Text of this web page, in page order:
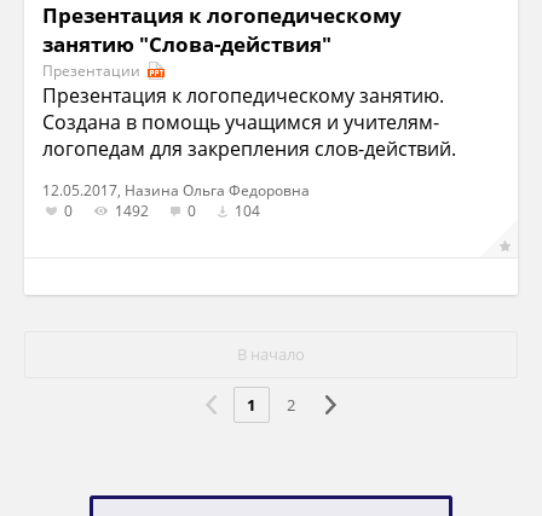
Презентация к логопедическому
занятию "Слова-действия"
Презентации
Презентация к логопедическому занятию.
Создана в помощь учащимся и учителям-
логопедам для закрепления слов-действий.
12.05.2017, Назина Ольга Федоровна
0
1492 0 104
В начало
1 2